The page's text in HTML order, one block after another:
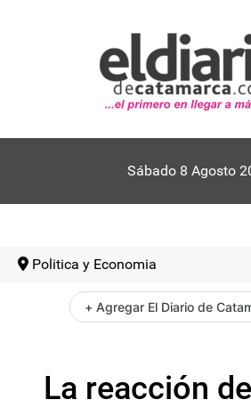
Sábado 8 Agosto
Politica y Economia
+ Agregar El Diario de
La reacción de